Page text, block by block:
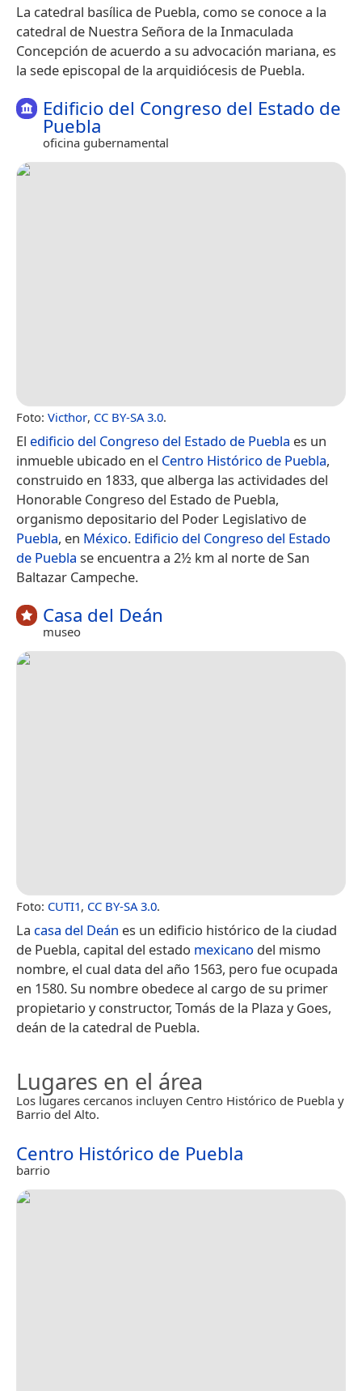
La catedral basílica de Puebla, como se conoce a la
catedral de Nuestra Señora de la Inmaculada
Concepción de acuerdo a su advocación mariana, es
la sede episcopal de la arquidiócesis de Puebla.
Edificio del Congreso del Estado de
Puebla
oficina gubernamental
Foto: Victhor, CC BY-SA 3.0.
El edificio del Congreso del Estado de Puebla es un
inmueble ubicado en el Centro Histórico de Puebla,
construido en 1833, que alberga las actividades del
Honorable Congreso del Estado de Puebla,
organismo depositario del Poder Legislativo de
Puebla, en México. Edificio del Congreso del Estado
de Puebla se encuentra a 2½ km al norte de San
Baltazar Campeche.
Casa del Deán
museo
Foto: CUTI1, CC BY-SA 3.0.
La casa del Deán es un edificio histórico de la ciudad
de Puebla, capital del estado mexicano del mismo
nombre, el cual data del año 1563, pero fue ocupada
en 1580.​ Su nombre obedece al cargo de su primer
propietario y constructor, Tomás de la Plaza y Goes,
deán de la catedral de Puebla.
Lugares en el área
Los lugares cercanos incluyen Centro Histórico de Puebla y
Barrio del Alto.
Centro Histórico de Puebla
barrio